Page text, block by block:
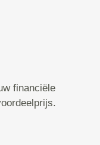
financiële